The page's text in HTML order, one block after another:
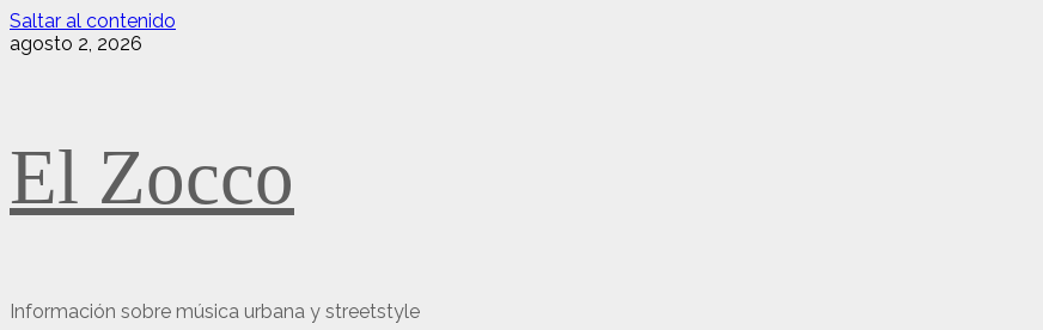
Saltar al contenido
agosto 2, 2026
El Zocco
Información sobre música urbana y streetstyle